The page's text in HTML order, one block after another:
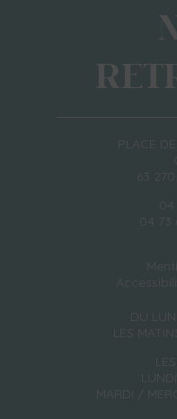
PLACE
63
04
DU
LES
MARDI /